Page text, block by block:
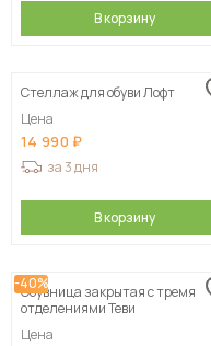
В корзину
Стеллаж для обуви Лофт
Цена
14 990
за 3 дня
В корзину
-40%
Обувница закрытая с тремя
отделениями Теви
Цена